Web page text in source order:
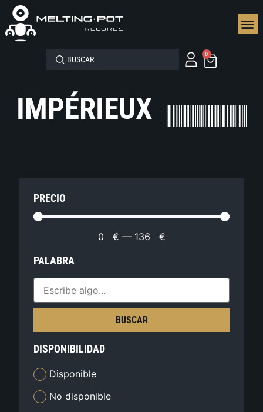
0
IMPÉRIEUX
PRECIO
0 € — 136 €
PALABRA
BUSCAR
DISPONIBILIDAD
Disponible
No disponible